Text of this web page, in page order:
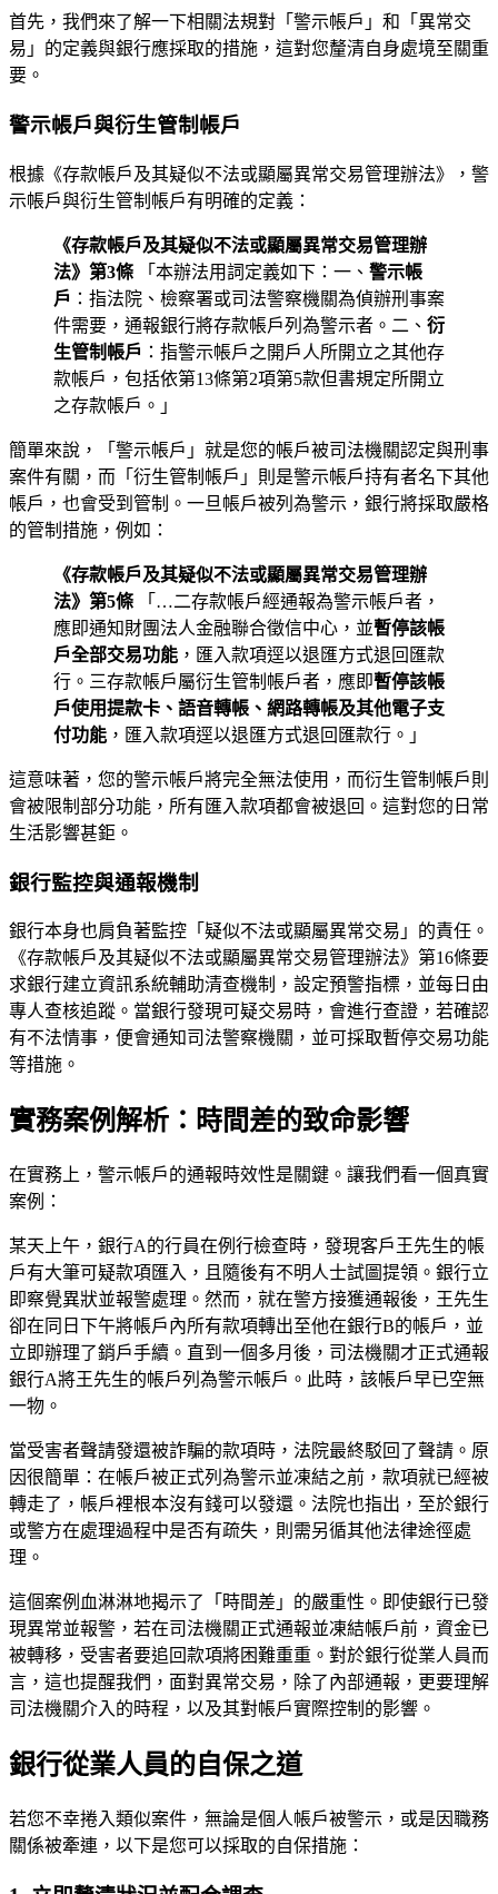
首先，我們來了解一下相關法規對「警示帳戶」和「異常交
易」的定義與銀行應採取的措施，這對您釐清自身處境至關重
要。
警示帳戶與衍生管制帳戶
根據《存款帳戶及其疑似不法或顯屬異常交易管理辦法》，警
示帳戶與衍生管制帳戶有明確的定義：
《存款帳戶及其疑似不法或顯屬異常交易管理辦
法》第3條 「本辦法用詞定義如下：一、 警示帳
戶 ：指法院、檢察署或司法警察機關為偵辦刑事案
件需要，通報銀行將存款帳戶列為警示者。二、 衍
生管制帳戶 ：指警示帳戶之開戶人所開立之其他存
款帳戶，包括依第13條第2項第5款但書規定所開立
之存款帳戶。」
簡單來說，「警示帳戶」就是您的帳戶被司法機關認定與刑事
案件有關，而「衍生管制帳戶」則是警示帳戶持有者名下其他
帳戶，也會受到管制。一旦帳戶被列為警示，銀行將採取嚴格
的管制措施，例如：
《存款帳戶及其疑似不法或顯屬異常交易管理辦
法》第5條 「…二存款帳戶經通報為警示帳戶者，
應即通知財團法人金融聯合徵信中心，並暫停該帳
戶全部交易功能 ，匯入款項逕以退匯方式退回匯款
行。三存款帳戶屬衍生管制帳戶者，應即暫停該帳
戶使用提款卡、語音轉帳、網路轉帳及其他電子支
付功能 ，匯入款項逕以退匯方式退回匯款行。」
這意味著，您的警示帳戶將完全無法使用，而衍生管制帳戶則
會被限制部分功能，所有匯入款項都會被退回。這對您的日常
生活影響甚鉅。
銀行監控與通報機制
銀行本身也肩負著監控「疑似不法或顯屬異常交易」的責任。
《存款帳戶及其疑似不法或顯屬異常交易管理辦法》第16條要
求銀行建立資訊系統輔助清查機制，設定預警指標，並每日由
專人查核追蹤。當銀行發現可疑交易時，會進行查證，若確認
有不法情事，便會通知司法警察機關，並可採取暫停交易功能
等措施。
實務案例解析：時間差的致命影響
在實務上，警示帳戶的通報時效性是關鍵。讓我們看一個真實
案例：
某天上午，銀行A的行員在例行檢查時，發現客戶王先生的帳
戶有大筆可疑款項匯入，且隨後有不明人士試圖提領。銀行立
即察覺異狀並報警處理。然而，就在警方接獲通報後，王先生
卻在同日下午將帳戶內所有款項轉出至他在銀行B的帳戶，並
立即辦理了銷戶手續。直到一個多月後，司法機關才正式通報
銀行A將王先生的帳戶列為警示帳戶。此時，該帳戶早已空無
一物。
當受害者聲請發還被詐騙的款項時，法院最終駁回了聲請。原
因很簡單：在帳戶被正式列為警示並凍結之前，款項就已經被
轉走了，帳戶裡根本沒有錢可以發還。法院也指出，至於銀行
或警方在處理過程中是否有疏失，則需另循其他法律途徑處
理。
這個案例血淋淋地揭示了「時間差」的嚴重性。即使銀行已發
現異常並報警，若在司法機關正式通報並凍結帳戶前，資金已
被轉移，受害者要追回款項將困難重重。對於銀行從業人員而
言，這也提醒我們，面對異常交易，除了內部通報，更要理解
司法機關介入的時程，以及其對帳戶實際控制的影響。
銀行從業人員的自保之道
若您不幸捲入類似案件，無論是個人帳戶被警示，或是因職務
關係被牽連，以下是您可以採取的自保措施：